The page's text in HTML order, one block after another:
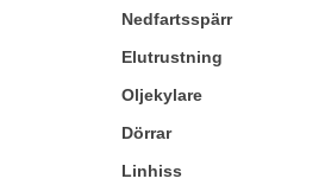
Nedfartsspärr
Elutrustning
Oljekylare
Dörrar
Linhiss